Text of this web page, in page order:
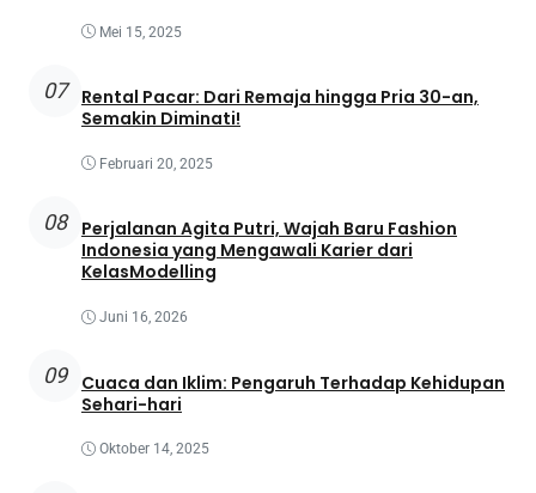
Mei 15, 2025
07
Rental Pacar: Dari Remaja hingga Pria 30-an,
Semakin Diminati!
Februari 20, 2025
08
Perjalanan Agita Putri, Wajah Baru Fashion
Indonesia yang Mengawali Karier dari
KelasModelling
Juni 16, 2026
09
Cuaca dan Iklim: Pengaruh Terhadap Kehidupan
Sehari-hari
Oktober 14, 2025